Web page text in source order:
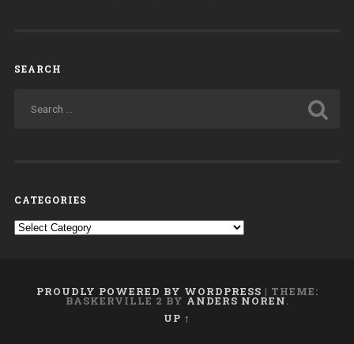
SEARCH
CATEGORIES
Categories
PROUDLY POWERED BY WORDPRESS | THEME:
BASKERVILLE 2 BY ANDERS NOREN.
UP ↑